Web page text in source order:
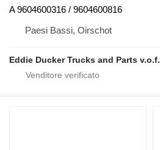
A 9604600316 / 9604600816
Paesi Bassi, Oirschot
Eddie Ducker Trucks and Parts v.o.f.